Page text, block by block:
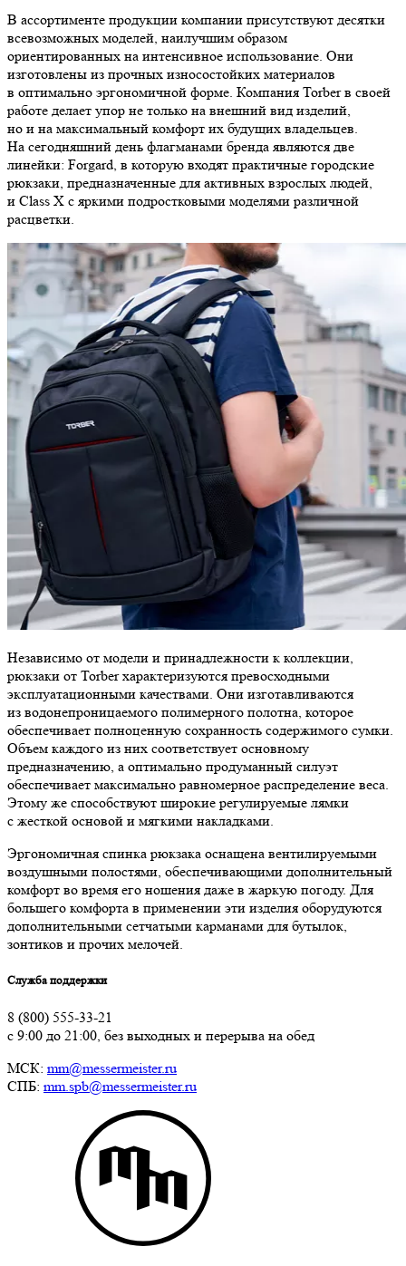
В ассортименте продукции компании присутствуют десятки
всевозможных моделей, наилучшим образом
ориентированных на интенсивное использование. Они
изготовлены из прочных износостойких материалов
в оптимально эргономичной форме. Компания Torber в своей
работе делает упор не только на внешний вид изделий,
но и на максимальный комфорт их будущих владельцев.
На сегодняшний день флагманами бренда являются две
линейки: Forgard, в которую входят практичные городские
рюкзаки, предназначенные для активных взрослых людей,
и Class X с яркими подростковыми моделями различной
расцветки.
Независимо от модели и принадлежности к коллекции,
рюкзаки от Torber характеризуются превосходными
эксплуатационными качествами. Они изготавливаются
из водонепроницаемого полимерного полотна, которое
обеспечивает полноценную сохранность содержимого сумки.
Объем каждого из них соответствует основному
предназначению, а оптимально продуманный силуэт
обеспечивает максимально равномерное распределение веса.
Этому же способствуют широкие регулируемые лямки
с жесткой основой и мягкими накладками.
Эргономичная спинка рюкзака оснащена вентилируемыми
воздушными полостями, обеспечивающими дополнительный
комфорт во время его ношения даже в жаркую погоду. Для
большего комфорта в применении эти изделия оборудуются
дополнительными сетчатыми карманами для бутылок,
зонтиков и прочих мелочей.
Служба поддержки
8 (800) 555-33-21
с 9:00 до 21:00, без выходных и перерыва на обед
МСК: mm@messermeister.ru
СПБ: mm.spb@messermeister.ru